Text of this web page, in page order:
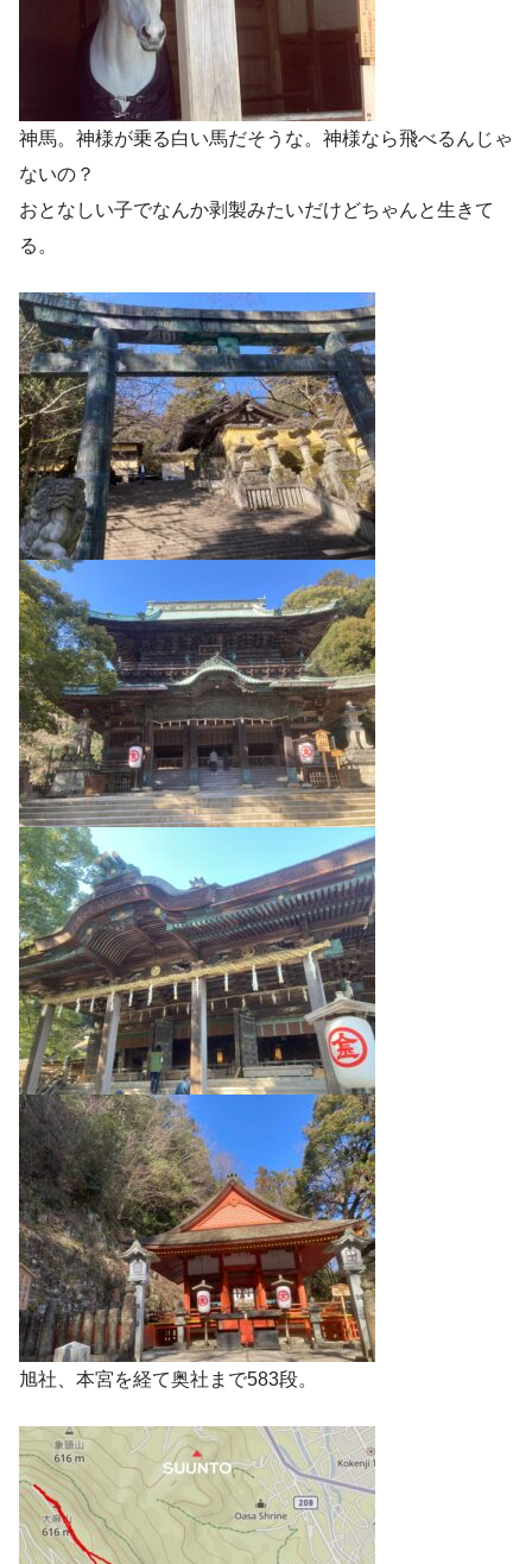
神馬。神様が乗る白い馬だそうな。神様なら飛べるんじゃ
ないの？
おとなしい子でなんか剥製みたいだけどちゃんと生きて
る。
旭社、本宮を経て奥社まで583段。